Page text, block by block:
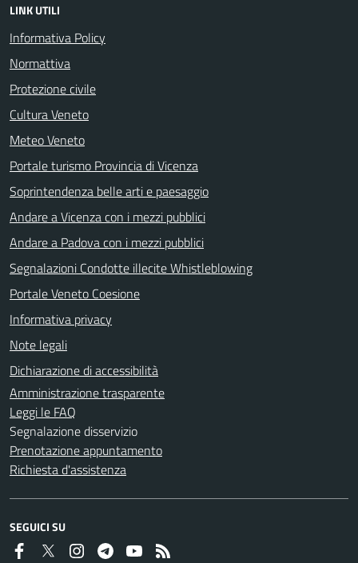
LINK UTILI
Informativa Policy
Normattiva
Protezione civile
Cultura Veneto
Meteo Veneto
Portale turismo Provincia di Vicenza
Soprintendenza belle arti e paesaggio
Andare a Vicenza con i mezzi pubblici
Andare a Padova con i mezzi pubblici
Segnalazioni Condotte illecite Whistleblowing
Portale Veneto Coesione
Informativa privacy
Note legali
Dichiarazione di accessibilità
Amministrazione trasparente
Leggi le FAQ
Segnalazione disservizio
Prenotazione appuntamento
Richiesta d'assistenza
SEGUICI SU